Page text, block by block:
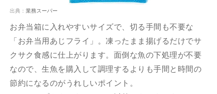
出典： 業務スーパー
お弁当箱に入れやすいサイズで、切る手間も不要な
「お弁当用あじフライ」。凍ったまま揚げるだけでサ
クサク食感に仕上がります。面倒な魚の下処理が不要
なので、生魚を購入して調理するよりも手間と時間の
節約になるのがうれしいポイント。